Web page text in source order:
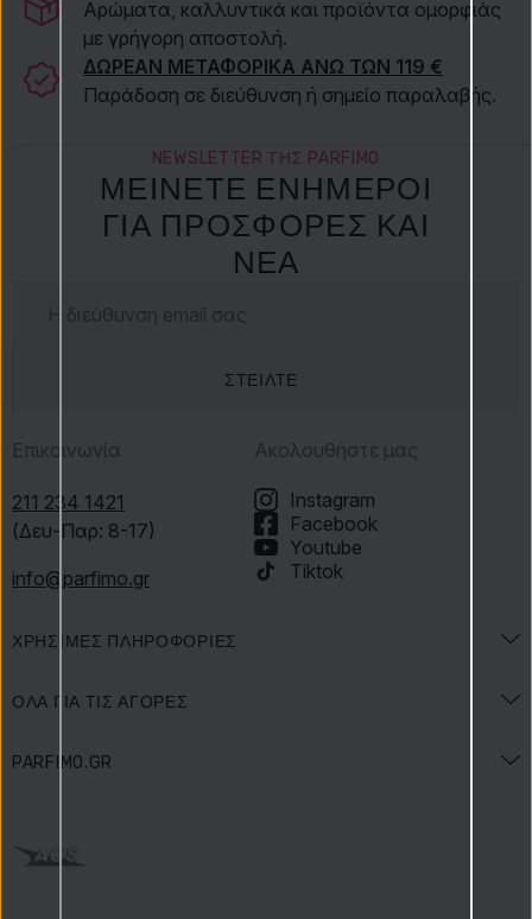
Αρώματα, καλλυντικά και προϊόντα ομορφιάς
με γρήγορη αποστολή.
ΔΩΡΕΑΝ ΜΕΤΑΦΟΡΙΚΑ ΑΝΩ ΤΩΝ 119 €
Παράδοση σε διεύθυνση ή σημείο παραλαβής.
NEWSLETTER ΤΗΣ PARFIMO
ΜΕΊΝΕΤΕ ΕΝΉΜΕΡΟΙ
ΓΙΑ ΠΡΟΣΦΟΡΈΣ ΚΑΙ
ΝΈΑ
ΣΤΕΊΛΤΕ
Επικοινωνία
211 234 1421
(Δευ-Παρ: 8-17)
info@parfimo.gr
ΧΡΉΣΙΜΕΣ ΠΛΗΡΟΦΟΡΊΕΣ
Προσφορές & Εορτές
Αξιολογήσεις προϊόντων
ΌΛΑ ΓΙΑ ΤΙΣ ΑΓΟΡΈΣ
PARFIMO.GR
Έγραψαν για εμάς
Ακολουθήστε μας
Instagram
Facebook
Youtube
Tiktok